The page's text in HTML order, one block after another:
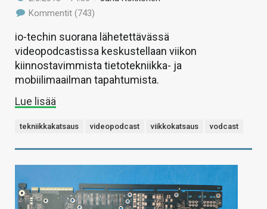
Kommentit (743)
io-techin suorana lähetettävässä
videopodcastissa keskustellaan viikon
kiinnostavimmista tietotekniikka- ja
mobiilimaailman tapahtumista.
Lue lisää
tekniikkakatsaus videopodcast viikkokatsaus vodcast